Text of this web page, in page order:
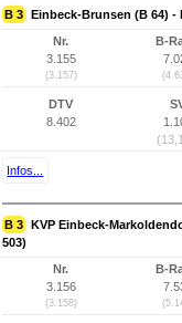
B 3 Einbeck-Brunsen (B 64) -
Nr.
3.155
(3.157)
B-
DTV
8.402
Infos...
B 3 KVP Einbeck-
503)
Nr.
3.156
(3.158)
B-